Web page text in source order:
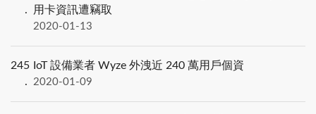
用卡資訊遭竊取
2020-01-13
245 IoT 設備業者 Wyze 外洩近 240 萬用戶個資
2020-01-09